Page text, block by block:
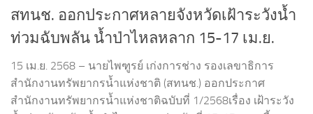
สทนช. ออกประกาศหลายจังหวัดเฝ้าระวังน้ำ
ท่วมฉับพลัน น้ำป่าไหลหลาก 15-17 เม.ย.
15 เม.ย. 2568 – นายไพฑูรย์ เก่งการช่าง รองเลขาธิการ
สำนักงานทรัพยากรน้ำแห่งชาติ (สทนช.) ออกประกาศ
สำนักงานทรัพยากรน้ำแห่งชาติฉบับที่ 1/2568เรื่อง เฝ้าระวัง